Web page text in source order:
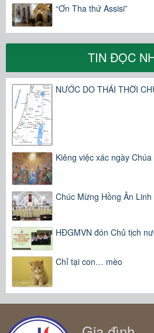
“Ơn Tha thứ Assisi”
TIN ĐỌC
NƯỚC DO THÁI THỜI
Kiêng việc xác ngày
Chúc Mừng Hồng Ân Linh
HĐGMVN đón Chủ tịch
Chỉ tại con… mèo